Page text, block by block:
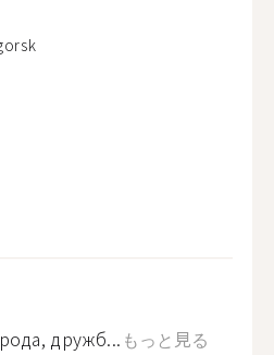
дружб... もっと見る